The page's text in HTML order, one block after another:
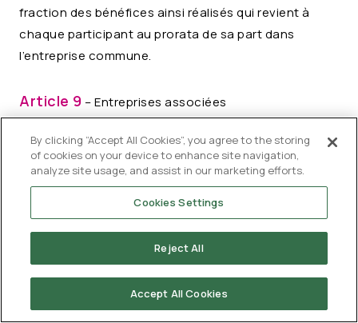
fraction des bénéfices ainsi réalisés qui revient à
chaque participant au prorata de sa part dans
l’entreprise commune.
Article 9 – Entreprises associées
1. Lorsque
a) une entreprise d’un Etat contractant participe
directement ou indirectement à la direction, au
contrôle ou au capital d’une entreprise de l’autre Etat
b) les mêmes personnes participent directement ou
By clicking “Accept All Cookies”, you agree to the storing
of cookies on your device to enhance site navigation,
analyze site usage, and assist in our marketing efforts.
Cookies Settings
Reject All
Accept All Cookies